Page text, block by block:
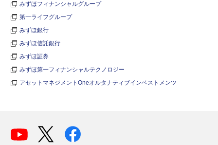
みずほフィナンシャルグループ
第一ライフグループ
みずほ銀行
みずほ信託銀行
みずほ証券
みずほ第一フィナンシャルテクノロジー
アセットマネジメントOneオルタナティブインベストメンツ